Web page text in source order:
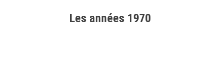
Les années 1970